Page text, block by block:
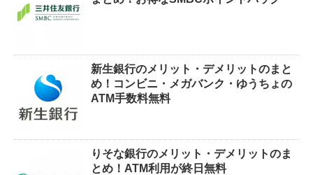
新生銀行のメリット・デメリットのまと
め！コンビニ・メガバンク・ゆうちょの
ATM手数料無料
りそな銀行のメリット・デメリットのま
とめ！ATM利用が終日無料